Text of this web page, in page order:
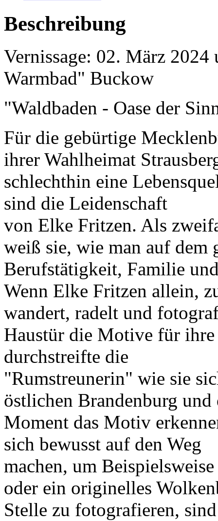
Beschreibung
Vernissage: 02. März
Warmbad" Buckow
"Waldbaden - Oase der
Für die gebürtige
ihrer Wahlheimat
schlechthin eine
sind die Leidenschaft
von Elke Fritzen. Als
weiß sie, wie man auf dem
Berufstätigkeit, Familie
Wenn Elke Fritzen allein,
wandert, radelt und
Haustür die Motive für
durchstreifte die
"Rumstreunerin" wie sie
östlichen Brandenburg
Moment das Motiv
sich bewusst auf den Weg
machen, um
oder ein originelles
Stelle zu fotografieren,